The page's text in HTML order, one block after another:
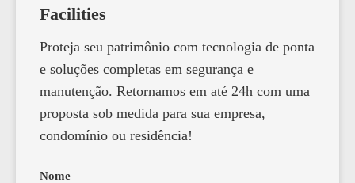
Facilities
Proteja seu patrimônio com tecnologia de ponta
e soluções completas em segurança e
manutenção. Retornamos em até 24h com uma
proposta sob medida para sua empresa,
condomínio ou residência!
Nome